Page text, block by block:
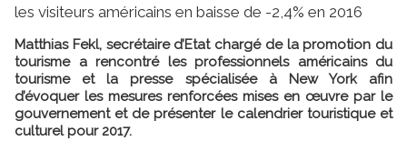
les visiteurs américains en baisse de -2,4% en 2016
Matthias Fekl, secrétaire d’Etat chargé de la promotion du
tourisme a rencontré les professionnels américains du
tourisme et la presse spécialisée à New York afin
d’évoquer les mesures renforcées mises en œuvre par le
gouvernement et de présenter le calendrier touristique et
culturel pour 2017.